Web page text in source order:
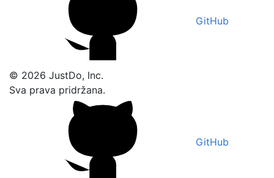
GitHub
© 2026 JustDo, Inc.
Sva prava pridržana.
GitHub